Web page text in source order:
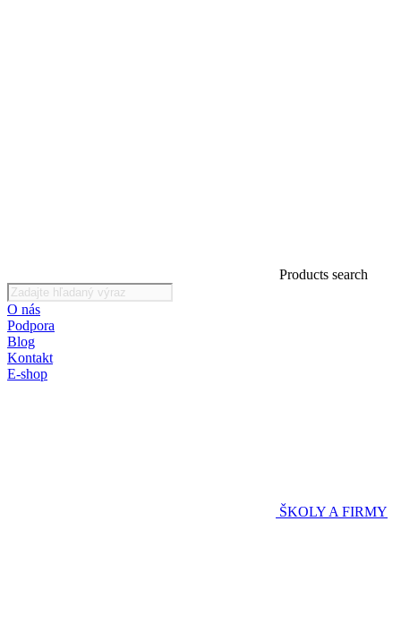
Products search
O nás
Podpora
Blog
Kontakt
E-shop
ŠKOLY A FIRMY